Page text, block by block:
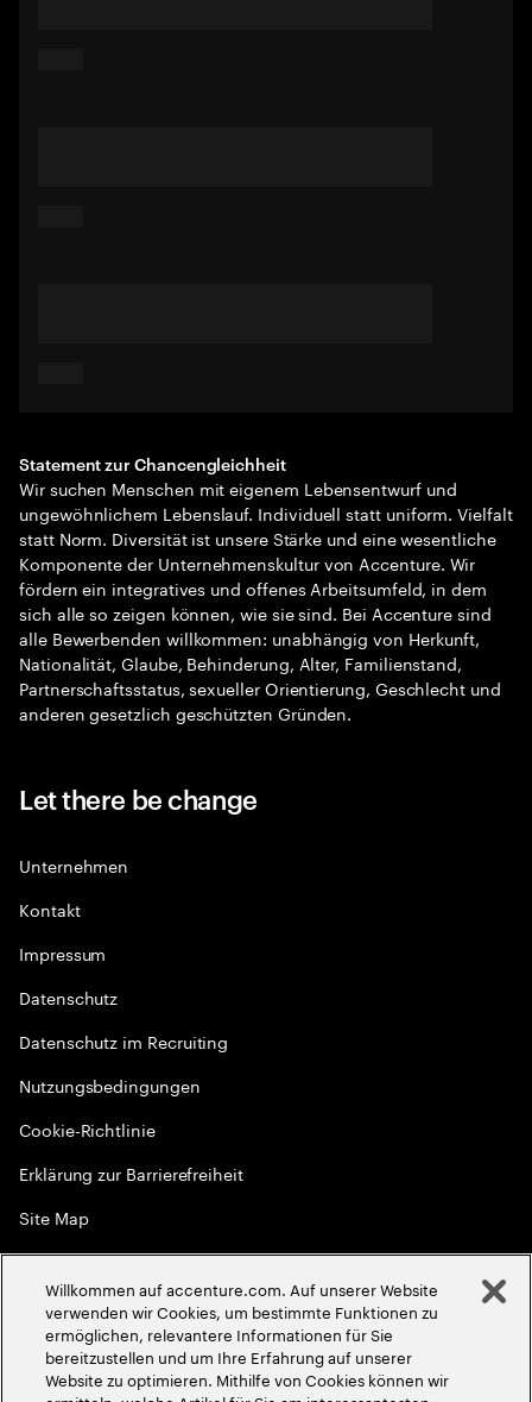
Statement zur Chancengleichheit
Wir suchen Menschen mit eigenem Lebensentwurf und
ungewöhnlichem Lebenslauf. Individuell statt uniform. Vielfalt
statt Norm. Diversität ist unsere Stärke und eine wesentliche
Komponente der Unternehmenskultur von Accenture. Wir
fördern ein integratives und offenes Arbeitsumfeld, in dem
sich alle so zeigen können, wie sie sind. Bei Accenture sind
alle Bewerbenden willkommen: unabhängig von Herkunft,
Nationalität, Glaube, Behinderung, Alter, Familienstand,
Partnerschaftsstatus, sexueller Orientierung, Geschlecht und
anderen gesetzlich geschützten Gründen.
Let there be change
Unternehmen
Kontakt
Impressum
Datenschutz
Datenschutz im Recruiting
Nutzungsbedingungen
Cookie-Richtlinie
Erklärung zur Barrierefreiheit
Site Map
Globale Meritokratie
2026Accenture. Alle Rechte vorbehalten
Willkommen auf accenture.com. Auf unserer Website
verwenden wir Cookies, um bestimmte Funktionen zu
ermöglichen, relevantere Informationen für Sie
bereitzustellen und um Ihre Erfahrung auf unserer
Website zu optimieren. Mithilfe von Cookies können wir